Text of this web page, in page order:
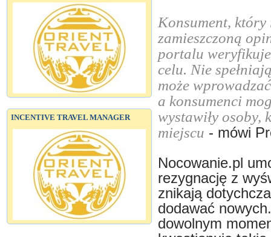
INCENTIVE TRAVEL MANAGER
Konsument,
zamieszczoną
portalu
celu. Nie
może
a konsumenci
wystawiły osoby,
miejscu - mówi
Nocowanie.pl
rezygnację z
znikają
dodawać
dowolnym